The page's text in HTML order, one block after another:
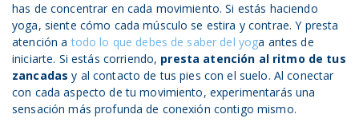
has de concentrar en cada movimiento. Si estás haciendo
yoga, siente cómo cada músculo se estira y contrae. Y presta
atención atodo lo que debes de saber del yoga antes de
iniciarte. Si estás corriendo, presta atención al ritmo de tus
zancadas y al contacto de tus pies con el suelo. Al conectar
con cada aspecto de tu movimiento, experimentarás una
sensación más profunda de conexión contigo mismo.